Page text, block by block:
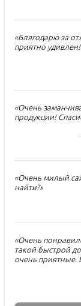
«Блягодарю за
приятно
«Очень
продукции!
«Очень милый
найти?»
«Очень
такой быстрой
очень приятные.